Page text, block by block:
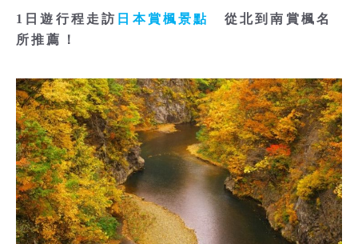
1日遊行程走訪 日本賞楓景點
從北到南賞楓名
所推薦！